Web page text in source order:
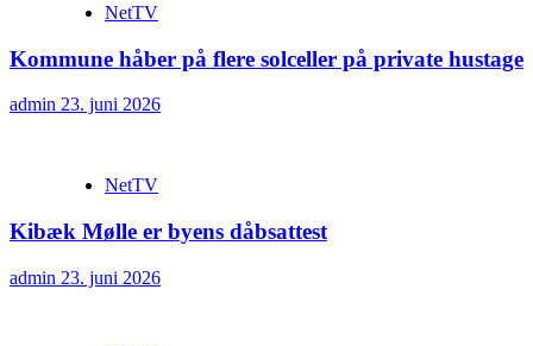
NetTV
Kommune håber på flere solceller på private hustage
admin 23. juni 2026
NetTV
Kibæk Mølle er byens dåbsattest
admin 23. juni 2026